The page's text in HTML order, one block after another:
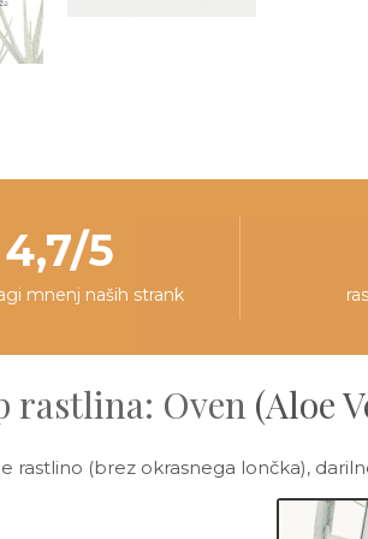
4,7/5
mnenj naših strank
rastlina: Oven (Aloe
rastlino (brez okrasnega lončka),